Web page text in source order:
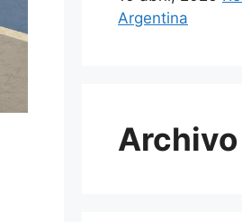
Argentina
Archivo